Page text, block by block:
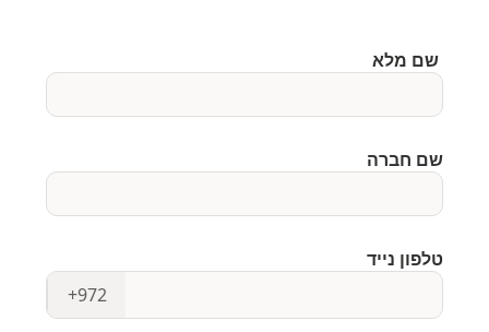
שם חברה
טלפון נייד
+972